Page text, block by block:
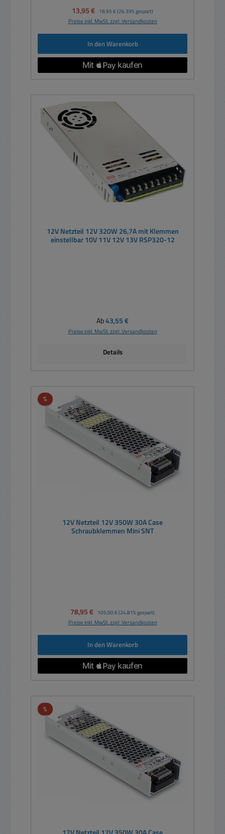
Verkaufspreis:
13,95 € Regulärer Preis:
18,95 € (26.39% gespart)
Preise inkl. MwSt. zzgl. Versandkosten
In den Warenkorb
12V Netzteil 12V 320W 26,7A mit Klemmen
einstellbar 10V 11V 12V 13V RSP320-12
Regulärer Preis:
Ab43,55 €
Preise inkl. MwSt. zzgl. Versandkosten
Details
%Rabatt
12V Netzteil 12V 350W 30A Case
Schraubklemmen Mini SNT
Verkaufspreis:
78,95 € Regulärer Preis:
105,00 € (24.81% gespart)
Preise inkl. MwSt. zzgl. Versandkosten
In den Warenkorb
%Rabatt